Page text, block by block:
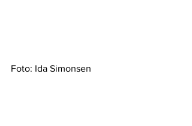
Foto: Ida Simonsen